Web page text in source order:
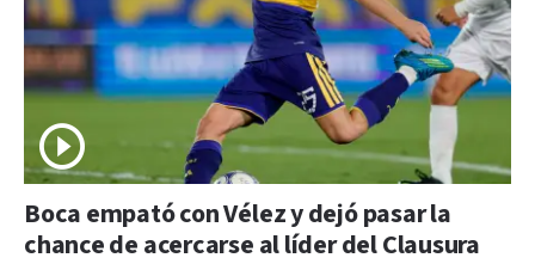
Boca empató con Vélez y dejó pasar la
chance de acercarse al líder del Clausura